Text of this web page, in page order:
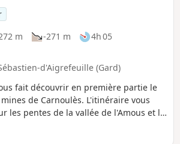
m -271 m
4h 05
d'Aigrefeuille (Gard)
fait découvrir en première partie le
de Carnoulès. L'itinéraire vous
les pentes de la vallée de l'Amous et le
la Fabrègue, est superbe : ses eaux